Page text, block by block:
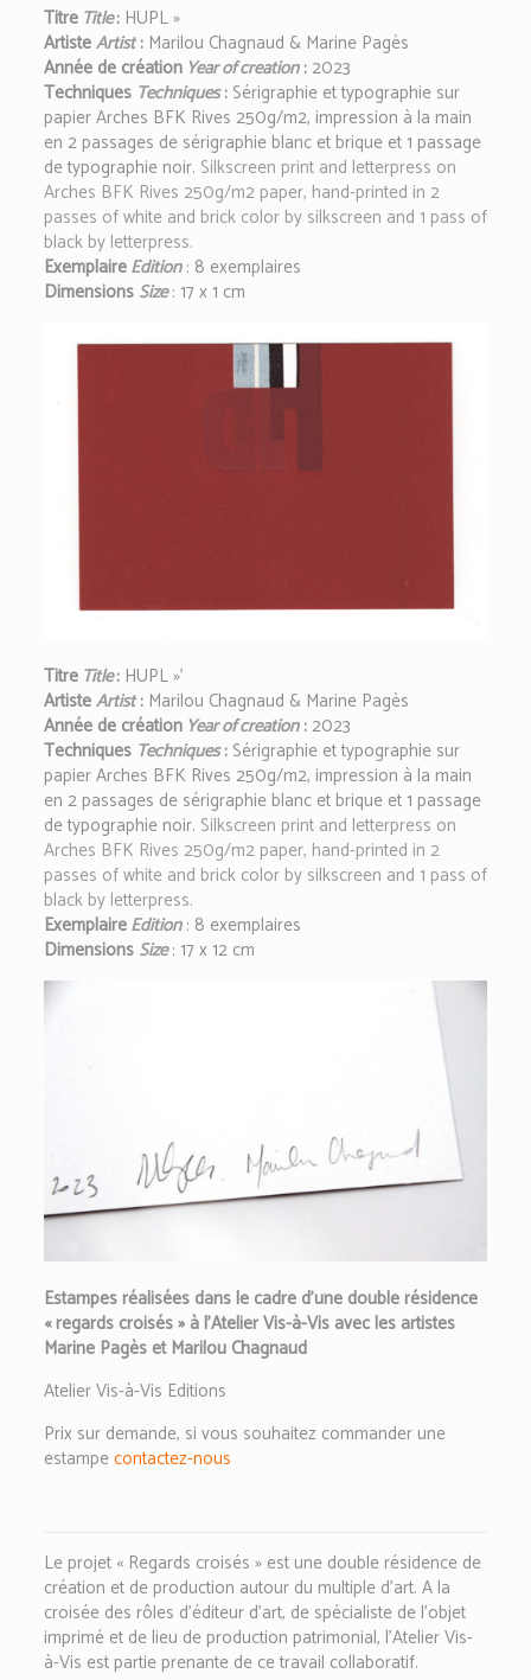
TitreTitle:HUPL »
ArtisteArtist:Marilou Chagnaud & Marine Pagès
Année de créationYear of creation:2023
Techniques Techniques: Sérigraphie et typographie sur
papier Arches BFK Rives 250g/m2, impression à la main
en 2 passages de sérigraphie blanc et brique et 1 passage
de typographie noir. Silkscreen print and letterpress on
Arches BFK Rives 250g/m2 paper, hand-printed in 2
passes of white and brick color by silkscreen and 1 pass of
black by letterpress.
ExemplaireEdition : 8 exemplaires
Dimensions Size: 17 x 1 cm
TitreTitle:HUPL »’
ArtisteArtist:Marilou Chagnaud & Marine Pagès
Année de créationYear of creation:2023
Techniques Techniques: Sérigraphie et typographie sur
papier Arches BFK Rives 250g/m2, impression à la main
en 2 passages de sérigraphie blanc et brique et 1 passage
de typographie noir. Silkscreen print and letterpress on
Arches BFK Rives 250g/m2 paper, hand-printed in 2
passes of white and brick color by silkscreen and 1 pass of
black by letterpress.
ExemplaireEdition : 8 exemplaires
Dimensions Size: 17 x 12 cm
Estampes réalisées dans le cadre d’une double résidence
« regards croisés » à l’Atelier Vis-à-Vis avec les artistes
Marine Pagès et Marilou Chagnaud
Atelier Vis-à-Vis Editions
Prix sur demande, si vous souhaitez commander une
estampecontactez-nous
Le projet « Regards croisés » est une double résidence de
création et de production autour du multiple d’art. A la
croisée des rôles d’éditeur d’art, de spécialiste de l’objet
imprimé et de lieu de production patrimonial, l’Atelier Vis-
à-Vis est partie prenante de ce travail collaboratif.